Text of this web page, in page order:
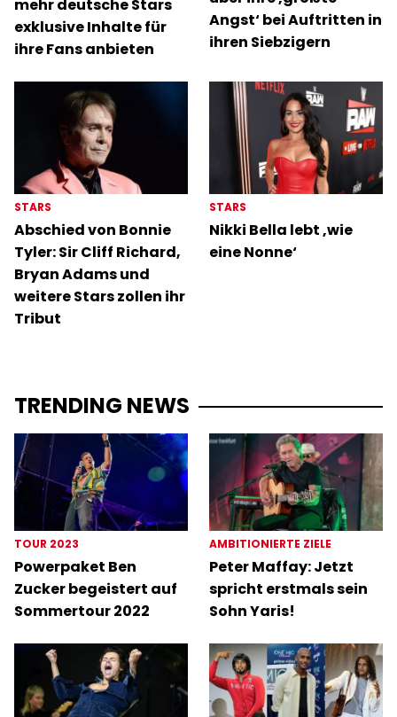
mehr deutsche Stars
exklusive Inhalte für
ihre Fans anbieten
Angst‘ bei Auftritten in
ihren Siebzigern
STARS
Abschied von Bonnie
Tyler: Sir Cliff Richard,
Bryan Adams und
weitere Stars zollen ihr
Tribut
STARS
Nikki Bella lebt ‚wie
eine Nonne‘
TRENDING NEWS
TOUR 2023
Powerpaket Ben
Zucker begeistert auf
Sommertour 2022
AMBITIONIERTE ZIELE
Peter Maffay: Jetzt
spricht erstmals sein
Sohn Yaris!